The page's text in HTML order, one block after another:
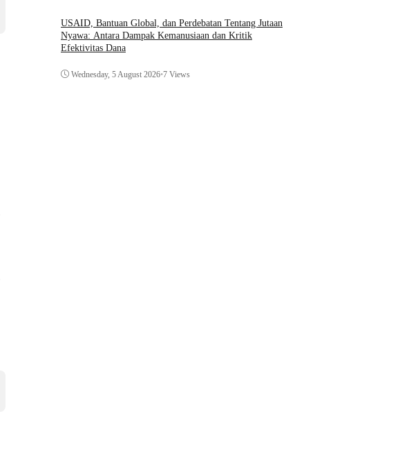
USAID, Bantuan Global, dan Perdebatan Tentang Jutaan
Nyawa: Antara Dampak Kemanusiaan dan Kritik
Efektivitas Dana
Wednesday, 5 August 2026•7 Views